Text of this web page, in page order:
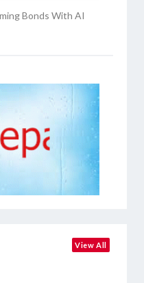
Bonds With AI
View All